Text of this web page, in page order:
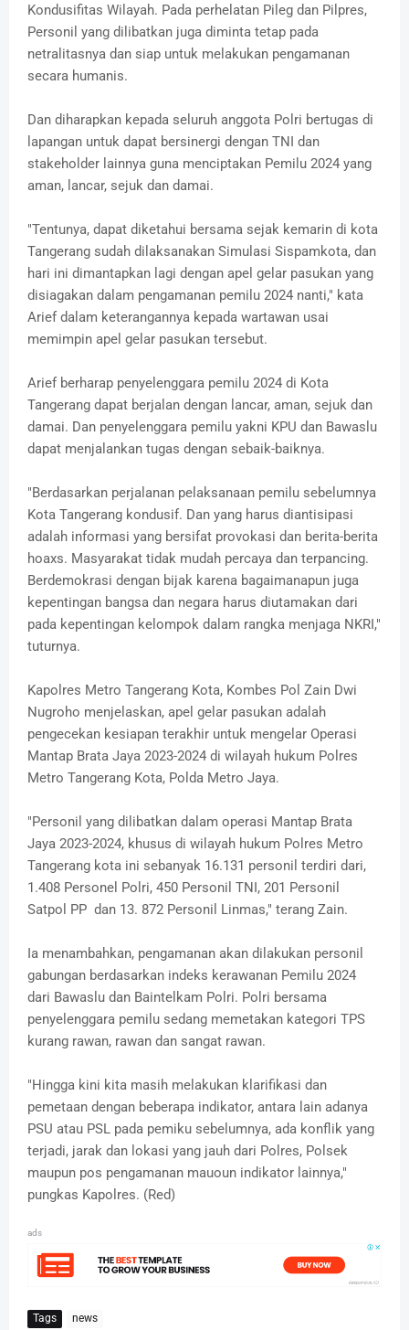
Kondusifitas Wilayah. Pada perhelatan Pileg dan Pilpres,
Personil yang dilibatkan juga diminta tetap pada
netralitasnya dan siap untuk melakukan pengamanan
secara humanis.
Dan diharapkan kepada seluruh anggota Polri bertugas di
lapangan untuk dapat bersinergi dengan TNI dan
stakeholder lainnya guna menciptakan Pemilu 2024 yang
aman, lancar, sejuk dan damai.
"Tentunya, dapat diketahui bersama sejak kemarin di kota
Tangerang sudah dilaksanakan Simulasi Sispamkota, dan
hari ini dimantapkan lagi dengan apel gelar pasukan yang
disiagakan dalam pengamanan pemilu 2024 nanti," kata
Arief dalam keterangannya kepada wartawan usai
memimpin apel gelar pasukan tersebut.
Arief berharap penyelenggara pemilu 2024 di Kota
Tangerang dapat berjalan dengan lancar, aman, sejuk dan
damai. Dan penyelenggara pemilu yakni KPU dan Bawaslu
dapat menjalankan tugas dengan sebaik-baiknya.
"Berdasarkan perjalanan pelaksanaan pemilu sebelumnya
Kota Tangerang kondusif. Dan yang harus diantisipasi
adalah informasi yang bersifat provokasi dan berita-berita
hoaxs. Masyarakat tidak mudah percaya dan terpancing.
Berdemokrasi dengan bijak karena bagaimanapun juga
kepentingan bangsa dan negara harus diutamakan dari
pada kepentingan kelompok dalam rangka menjaga NKRI,"
tuturnya.
Kapolres Metro Tangerang Kota, Kombes Pol Zain Dwi
Nugroho menjelaskan, apel gelar pasukan adalah
pengecekan kesiapan terakhir untuk mengelar Operasi
Mantap Brata Jaya 2023-2024 di wilayah hukum Polres
Metro Tangerang Kota, Polda Metro Jaya.
"Personil yang dilibatkan dalam operasi Mantap Brata
Jaya 2023-2024, khusus di wilayah hukum Polres Metro
Tangerang kota ini sebanyak 16.131 personil terdiri dari,
1.408 Personel Polri, 450 Personil TNI, 201 Personil
Satpol PP dan 13. 872 Personil Linmas," terang Zain.
Ia menambahkan, pengamanan akan dilakukan personil
gabungan berdasarkan indeks kerawanan Pemilu 2024
dari Bawaslu dan Baintelkam Polri. Polri bersama
penyelenggara pemilu sedang memetakan kategori TPS
kurang rawan, rawan dan sangat rawan.
"Hingga kini kita masih melakukan klarifikasi dan
pemetaan dengan beberapa indikator, antara lain adanya
PSU atau PSL pada pemiku sebelumnya, ada konflik yang
terjadi, jarak dan lokasi yang jauh dari Polres, Polsek
maupun pos pengamanan mauoun indikator lainnya,"
pungkas Kapolres. (Red)
ads
Tags news